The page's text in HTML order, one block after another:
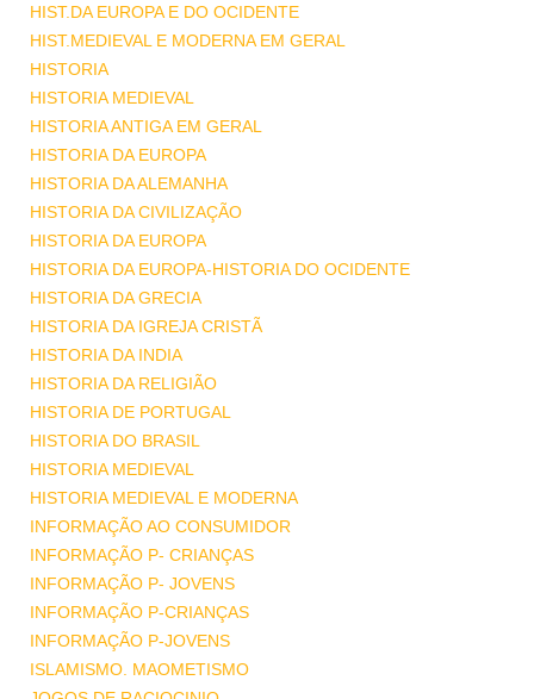
HIST.DA EUROPA E DO OCIDENTE
HIST.MEDIEVAL E MODERNA EM GERAL
HISTORIA
HISTORIA MEDIEVAL
HISTORIA ANTIGA EM GERAL
HISTORIA DA EUROPA
HISTORIA DA ALEMANHA
HISTORIA DA CIVILIZAÇÃO
HISTORIA DA EUROPA
HISTORIA DA EUROPA-HISTORIA DO OCIDENTE
HISTORIA DA GRECIA
HISTORIA DA IGREJA CRISTÃ
HISTORIA DA INDIA
HISTORIA DA RELIGIÃO
HISTORIA DE PORTUGAL
HISTORIA DO BRASIL
HISTORIA MEDIEVAL
HISTORIA MEDIEVAL E MODERNA
INFORMAÇÃO AO CONSUMIDOR
INFORMAÇÃO P- CRIANÇAS
INFORMAÇÃO P- JOVENS
INFORMAÇÃO P-CRIANÇAS
INFORMAÇÃO P-JOVENS
ISLAMISMO. MAOMETISMO